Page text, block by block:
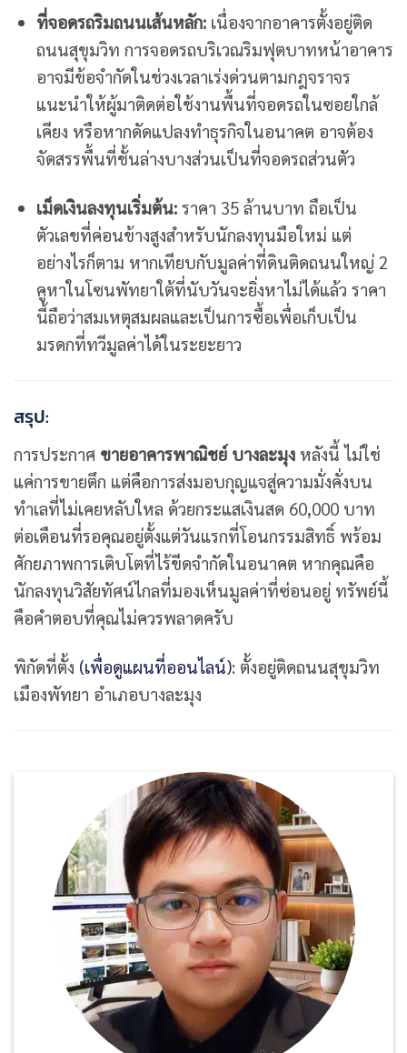
ที่จอดรถริมถนนเส้นหลัก:เนื่องจากอาคารตั้งอยู่ติด
ถนนสุขุมวิท การจอดรถบริเวณริมฟุตบาทหน้าอาคาร
อาจมีข้อจำกัดในช่วงเวลาเร่งด่วนตามกฎจราจร
แนะนำให้ผู้มาติดต่อใช้งานพื้นที่จอดรถในซอยใกล้
เคียง หรือหากดัดแปลงทำธุรกิจในอนาคต อาจต้อง
จัดสรรพื้นที่ชั้นล่างบางส่วนเป็นที่จอดรถส่วนตัว
เม็ดเงินลงทุนเริ่มต้น:ราคา 35 ล้านบาท ถือเป็น
ตัวเลขที่ค่อนข้างสูงสำหรับนักลงทุนมือใหม่ แต่
อย่างไรก็ตาม หากเทียบกับมูลค่าที่ดินติดถนนใหญ่ 2
คูหาในโซนพัทยาใต้ที่นับวันจะยิ่งหาไม่ได้แล้ว ราคา
นี้ถือว่าสมเหตุสมผลและเป็นการซื้อเพื่อเก็บเป็น
มรดกที่ทวีมูลค่าได้ในระยะยาว
สรุป:
การประกาศ ขายอาคารพาณิชย์ บางละมุง หลังนี้ ไม่ใช่
แค่การขายตึก แต่คือการส่งมอบกุญแจสู่ความมั่งคั่งบน
ทำเลที่ไม่เคยหลับใหล ด้วยกระแสเงินสด 60,000 บาท
ต่อเดือนที่รอคุณอยู่ตั้งแต่วันแรกที่โอนกรรมสิทธิ์ พร้อม
ศักยภาพการเติบโตที่ไร้ขีดจำกัดในอนาคต หากคุณคือ
นักลงทุนวิสัยทัศน์ไกลที่มองเห็นมูลค่าที่ซ่อนอยู่ ทรัพย์นี้
คือคำตอบที่คุณไม่ควรพลาดครับ
พิกัดที่ตั้ง (เพื่อดูแผนที่ออนไลน์): ตั้งอยู่ติดถนนสุขุมวิท
เมืองพัทยา อำเภอบางละมุง